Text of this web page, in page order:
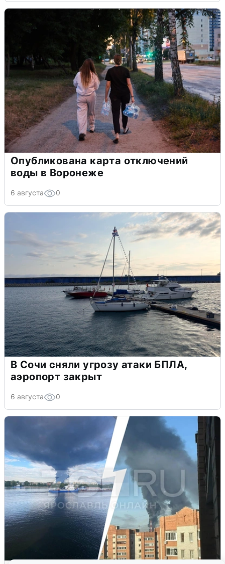
Опубликована карта отключений
воды в Воронеже
6 августа 0
В Сочи сняли угрозу атаки БПЛА,
аэропорт закрыт
6 августа 0